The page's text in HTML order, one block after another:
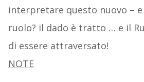
interpretare questo nuovo –
ruolo? il dado è tratto … e il
di essere attraversato!
NOTE